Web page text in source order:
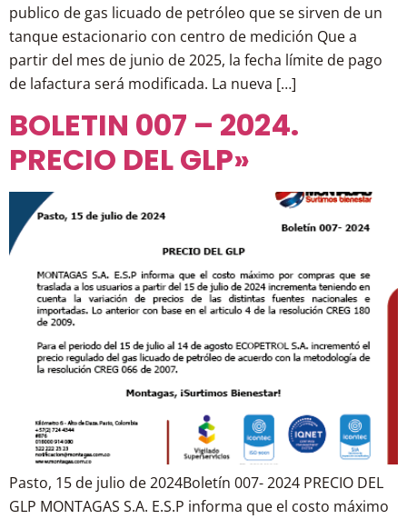
publico de gas licuado de petróleo que se sirven de un
tanque estacionario con centro de medición Que a
partir del mes de junio de 2025, la fecha límite de pago
de lafactura será modificada. La nueva […]
BOLETIN 007 – 2024.
PRECIO DEL GLP»
Pasto, 15 de julio de 2024Boletín 007- 2024 PRECIO DEL
GLP MONTAGAS S.A. E.S.P informa que el costo máximo